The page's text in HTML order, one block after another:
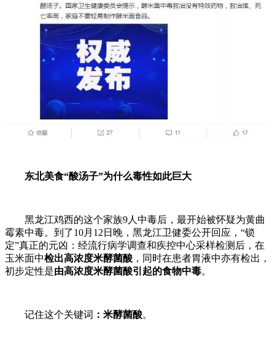
东北美食“酸汤子”为什么毒性如此巨大
黑龙江鸡西的这个家族9人中毒后，最开始被怀疑为黄曲
霉素中毒。到了10月12日晚，黑龙江卫健委公开回应，“锁
定”真正的元凶：经流行病学调查和疾控中心采样检测后，在
玉米面中检出高浓度米酵菌酸 ，同时在患者胃液中亦有检出，
初步定性是由高浓度米酵菌酸引起的食物中毒。
记住这个关键词 ：米酵菌酸。